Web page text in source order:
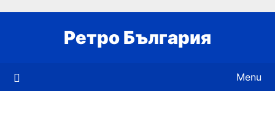
Ретро България
Menu